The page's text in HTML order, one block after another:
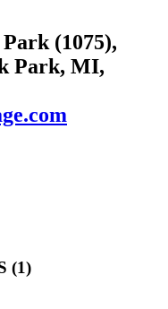
(1075),
Park, MI,
(1)